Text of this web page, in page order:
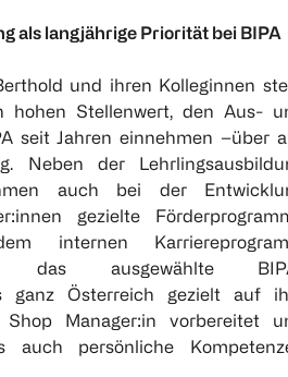
als langjährige Priorität bei BIPA
und ihren Kolleginnen
hohen Stellenwert, den Aus-
seit Jahren einnehmen –über
Neben der
auch bei der
gezielte
internen
das ausgewählte
ganz Österreich gezielt auf
Manager:in vorbereitet
auch persönliche